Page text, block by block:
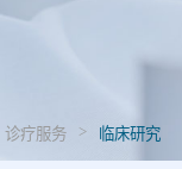
诊疗服务 > 临床研究